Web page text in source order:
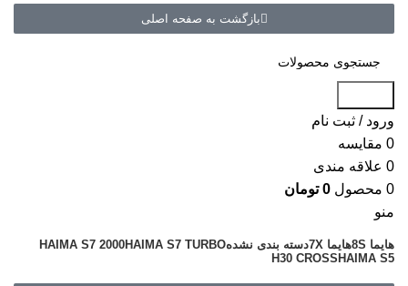
بازگشت به صفحه اصلی
ورود / ثبت نام
0 مقایسه
0 علاقه مندی
0 محصول 0 تومان
منو
هایما 8S هایما 7X دسته بندی نشدهHAIMA S7 TURBO
HAIMA S7 2000
HAIMA S5
H30 CROSS